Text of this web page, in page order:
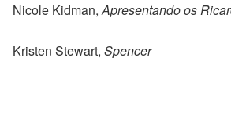
Nicole Kidman,Apresentando os
Kristen Stewart, Spencer